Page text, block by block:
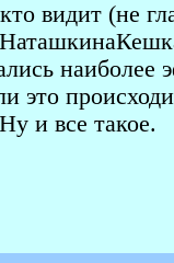
видит (не
это
и все такое.